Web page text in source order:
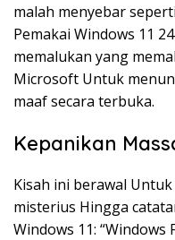
malah menyebar
Pemakai Windows 11
memalukan yang
Microsoft Untuk
maaf secara terbuka.
Kepanikan
Kisah ini berawal
misterius Hingga
Windows 11: “Windows